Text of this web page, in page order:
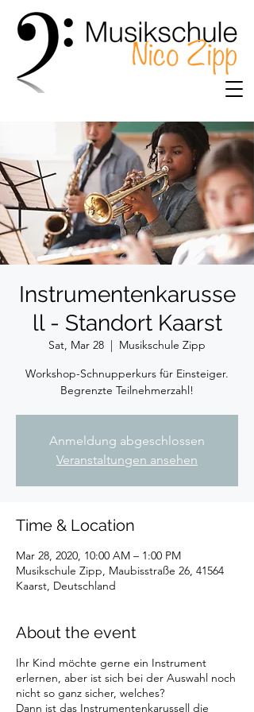
Instrumentenkarusse
ll - Standort Kaarst
Sat, Mar 28
  |
Musikschule Zipp
Workshop-Schnupperkurs für Einsteiger.
Begrenzte Teilnehmerzahl!
Anmeldung abgeschlossen
Veranstaltungen ansehen
Time & Location
Mar 28, 2020, 10:00 AM – 1:00 PM
Musikschule Zipp, Maubisstraße 26, 41564
Kaarst, Deutschland
About the event
Ihr Kind möchte gerne ein Instrument
erlernen, aber ist sich bei der Auswahl noch
nicht so ganz sicher, welches?
Dann ist das Instrumentenkarussell die